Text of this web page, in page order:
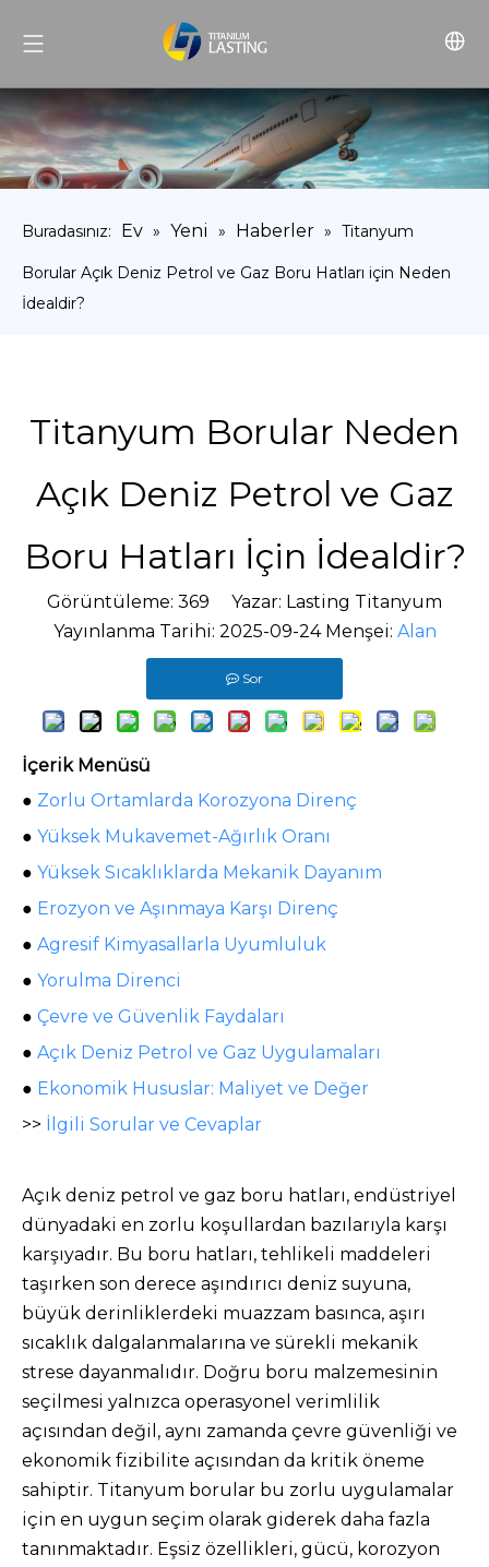
Buradasınız: Ev » Yeni » Haberler » Titanyum
Borular Açık Deniz Petrol ve Gaz Boru Hatları için Neden
İdealdir?
Titanyum Borular Neden
Açık Deniz Petrol ve Gaz
Boru Hatları İçin İdealdir?
Görüntüleme: 369 Yazar: Lasting Titanyum
Yayınlanma Tarihi: 2025-09-24 Menşei: Alan
Sor
İçerik Menüsü
● Zorlu Ortamlarda Korozyona Direnç
● Yüksek Mukavemet-Ağırlık Oranı
● Yüksek Sıcaklıklarda Mekanik Dayanım
● Erozyon ve Aşınmaya Karşı Direnç
● Agresif Kimyasallarla Uyumluluk
● Yorulma Direnci
● Çevre ve Güvenlik Faydaları
● Açık Deniz Petrol ve Gaz Uygulamaları
● Ekonomik Hususlar: Maliyet ve Değer
>> İlgili Sorular ve Cevaplar
Açık deniz petrol ve gaz boru hatları, endüstriyel
dünyadaki en zorlu koşullardan bazılarıyla karşı
karşıyadır. Bu boru hatları, tehlikeli maddeleri
taşırken son derece aşındırıcı deniz suyuna,
büyük derinliklerdeki muazzam basınca, aşırı
sıcaklık dalgalanmalarına ve sürekli mekanik
strese dayanmalıdır. Doğru boru malzemesinin
seçilmesi yalnızca operasyonel verimlilik
açısından değil, aynı zamanda çevre güvenliği ve
ekonomik fizibilite açısından da kritik öneme
sahiptir. Titanyum borular bu zorlu uygulamalar
için en uygun seçim olarak giderek daha fazla
tanınmaktadır. Eşsiz özellikleri, gücü, korozyon